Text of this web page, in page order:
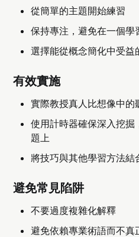
從簡單的主題開始練習
保持專注，避免在一個學
選擇能從概念簡化中受益
有效實施
實際教授真人比想像中的
使用計時器確保深入挖
題上
將技巧與其他學習方法
避免常見陷阱
不要過度複雜化解釋
避免依賴專業術語而不真